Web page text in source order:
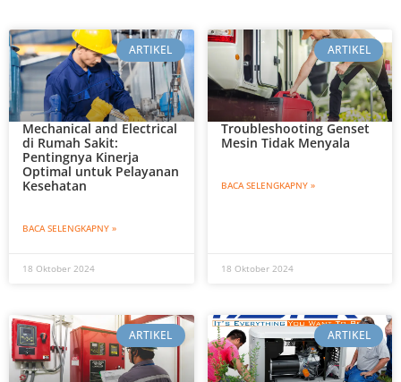
ARTIKEL
Mechanical and Electrical
di Rumah Sakit:
Pentingnya Kinerja
Optimal untuk Pelayanan
Kesehatan
BACA SELENGKAPNY »
18 Oktober 2024
ARTIKEL
Troubleshooting Genset
Mesin Tidak Menyala
BACA SELENGKAPNY »
18 Oktober 2024
ARTIKEL ARTIKEL